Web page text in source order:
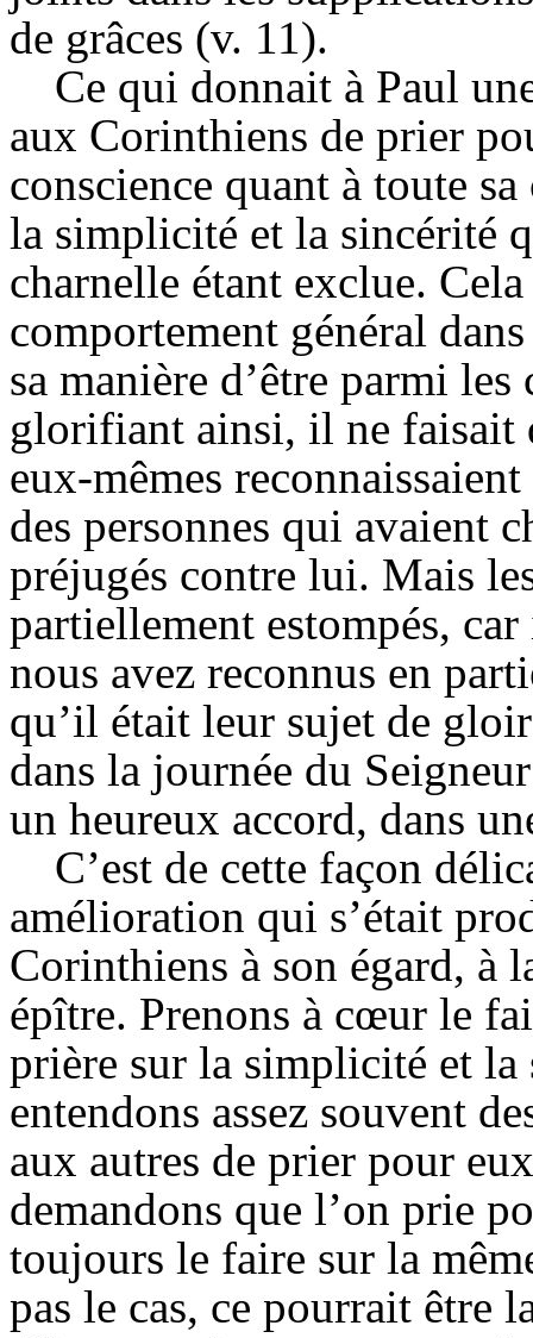
de grâces (v. 11).
Ce qui donnait à Paul
aux Corinthiens de prier
conscience quant à toute
la simplicité et la sincérité
charnelle étant exclue.
comportement général
sa manière d’être parmi
glorifiant ainsi, il ne faisait
eux-mêmes
des personnes qui avaient
préjugés contre lui. Mais
partiellement estompés,
nous avez reconnus en
qu’il était leur sujet de
dans la journée du
un heureux accord, dans
C’est de cette façon
amélioration qui s’était
Corinthiens à son égard, à
épître. Prenons à cœur le
prière sur la simplicité et
entendons assez souvent
aux autres de prier pour
demandons que l’on prie
toujours le faire sur la
pas le cas, ce pourrait être